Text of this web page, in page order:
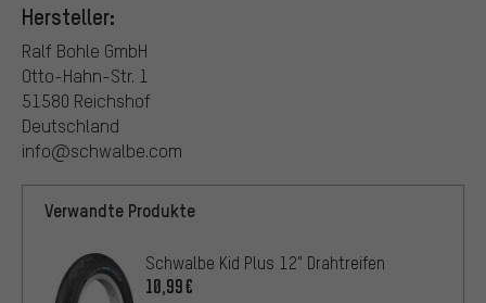
Hersteller:
Ralf Bohle GmbH
Otto-Hahn-Str. 1
51580 Reichshof
Deutschland
info@schwalbe.com
Verwandte Produkte
Schwalbe Kid Plus 12" Drahtreifen
10,99€